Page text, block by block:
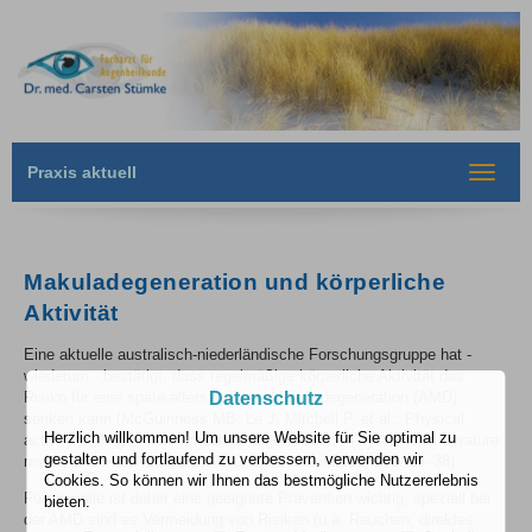
Praxis aktuell
Toggle
Makuladegeneration und körperliche
Aktivität
Eine aktuelle australisch-niederländische Forschungsgruppe hat -
wiederum - bestätigt, dass regelmäßige körperliche Aktivität das
Risiko für eine späte altersbedingte Makuladegeneration (AMD)
senken kann (McGuinness MB, Le J, Mitchell P, et al.: Physical
activity and age-related macular degeneration: A systematic literature
review and meta-analysis. Am J Ophthalmol 2017; 180: 29–38).
Für uns alle ist daher eine geeignete Prävention wichtig, speziell bei
der AMD sind es Vermeidung von Risiken (u.a. Rauchen, direktes
Datenschutz
Herzlich willkommen! Um unsere Website für Sie optimal zu
gestalten und fortlaufend zu verbessern, verwenden wir
Cookies. So können wir Ihnen das bestmögliche Nutzererlebnis
bieten.